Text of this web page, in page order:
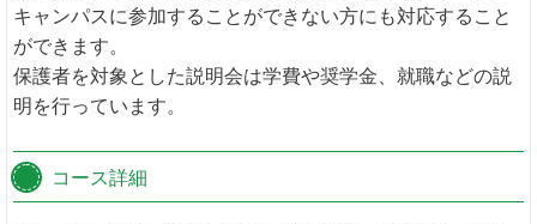
キャンパスに参加することができない方にも対応すること
ができます。
保護者を対象とした説明会は学費や奨学金、就職などの説
明を行っています。
コース詳細